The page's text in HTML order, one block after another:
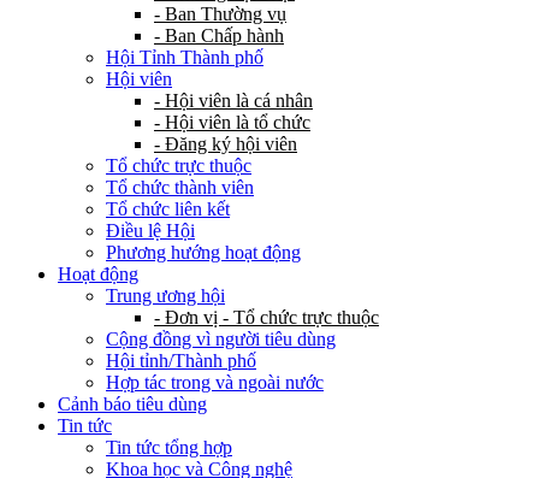
- Ban Thường vụ
- Ban Chấp hành
Hội Tỉnh Thành phố
Hội viên
- Hội viên là cá nhân
- Hội viên là tổ chức
- Đăng ký hội viên
Tổ chức trực thuộc
Tổ chức thành viên
Tổ chức liên kết
Điều lệ Hội
Phương hướng hoạt động
Hoạt động
Trung ương hội
- Đơn vị - Tổ chức trực thuộc
Cộng đồng vì người tiêu dùng
Hội tỉnh/Thành phố
Hợp tác trong và ngoài nước
Cảnh báo tiêu dùng
Tin tức
Tin tức tổng hợp
Khoa học và Công nghệ